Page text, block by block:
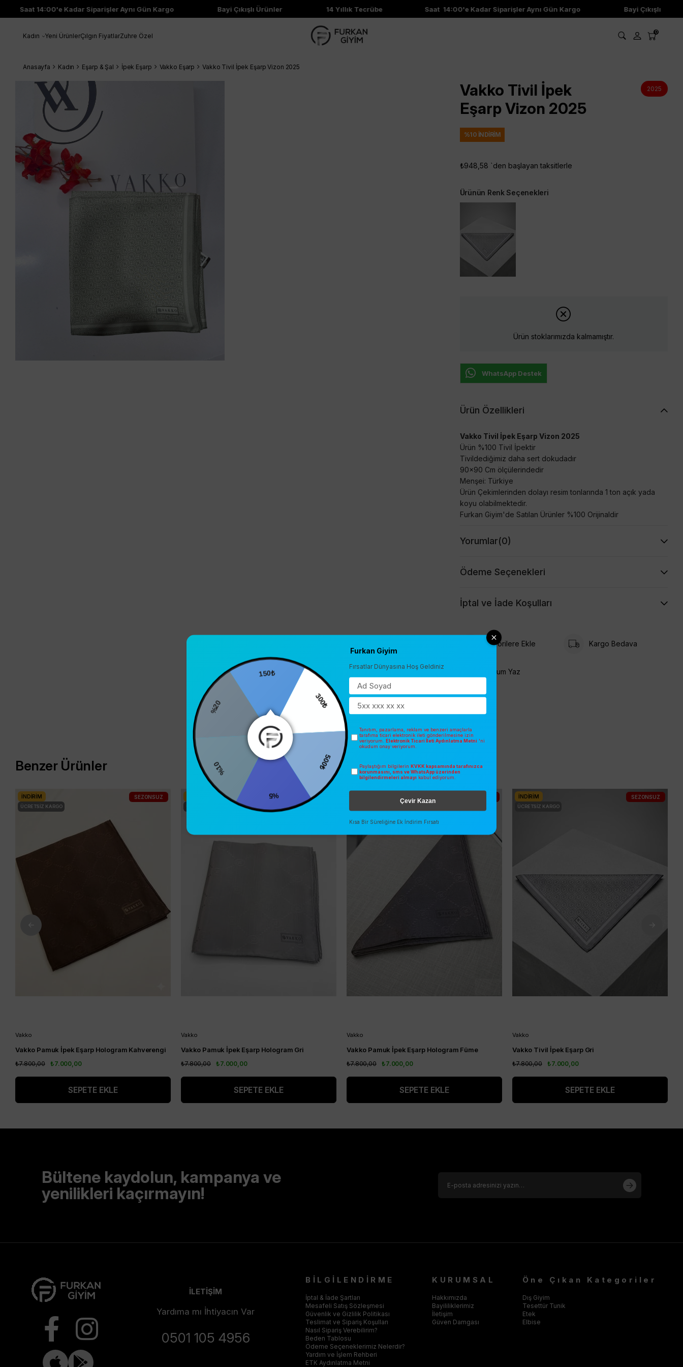
Saat 14:00'e Kadar Siparişler Aynı Gün Kargo Bayi Çıkışlı Ürünler 14 Yıllık Tecrübe Saat 14:00'e Kadar Siparişler Aynı Gün Kargo Bayi Çıkışlı Ürünler
Kadın Yeni ÜrünlerÇılgın FiyatlarZuhre Özel 0
Anasayfa Kadın Eşarp & Şal İpek Eşarp Vakko Eşarp Vakko Tivil İpek Eşarp Vizon 2025
Vakko Tivil İpek
Eşarp Vizon 2025
2025
%10 İNDIRIM
₺948,58 `den başlayan taksitlerle
Ürünün Renk Seçenekleri
Ürün stoklarımızda kalmamıştır.
WhatsApp Destek
Ürün Özellikleri
Vakko Tivil İpek Eşarp Vizon 2025
Ürün %100 Tivil İpektir
Tivildediğimiz daha sert dokudadır
90x90 Cm ölçülerindedir
Menşei: Türkiye
Ürün Çekimlerinden dolayı resim tonlarında 1 ton açık yada
koyu olabilmektedir.
Furkan Giyim'de Satılan Ürünler %100 Orijinaldir
Yorumlar(0)
Ödeme Seçenekleri
İptal ve İade Koşulları
Favorilere Ekle Kargo Bedava
Yorum Yaz
Benzer Ürünler
Vakko
Vakko Pamuk İpek Eşarp Hologram Kahverengi
₺7.000,00
₺7.800,00
SEPETE EKLE
İNDIRIM
ÜCRETSIZ KARGO
SEZONSUZ
Vakko
Vakko Pamuk İpek Eşarp Hologram Gri
₺7.000,00
₺7.800,00
SEPETE EKLE
SEZONSUZ
Vakko
Vakko Pamuk İpek Eşarp Hologram Füme
₺7.000,00
₺7.800,00
SEPETE EKLE
Vakko
Vakko Tivil İpek Eşarp Gri
₺7.000,00
₺7.800,00
SEPETE EKLE
İNDIRIM
ÜCRETSIZ KARGO
SEZONSUZ
Bültene kaydolun, kampanya ve
yenilikleri kaçırmayın!
İLETİŞİM
Yardıma mı İhtiyacın Var
0501 105 4956
BİLGİLENDİRME
İptal & İade Şartları
Mesafeli Satış Sözleşmesi
Güvenlik ve Gizlilik Politikası
Teslimat ve Sipariş Koşulları
Nasıl Sipariş Verebilirim?
Beden Tablosu
Ödeme Seçeneklerimiz Nelerdir?
Yardım ve İşlem Rehberi
ETK Aydınlatma Metni
KURUMSAL
Hakkımızda
Bayililiklerimiz
İletişim
Güven Damgası
Öne Çıkan Kategoriler
Dış Giyim
Tesettür Tunik
Etek
Elbise
150₺
300₺
500₺
%5
%10
%20
Furkan Giyim
Fırsatlar Dünyasına Hoş Geldiniz
Tanıtım, pazarlama, reklam ve benzeri amaçlarla
tarafıma ticari elektronik ileti gönderilmesine izin
veriyorum. Elektronik Ticari İleti Aydınlatma Metni 'ni
okudum onay veriyorum.
Paylaştığım bilgilerin KVKK kapsamında tarafınızca
korunmasını, sms ve WhatsApp üzerinden
bilgilendirmeleri almayı kabul ediyorum.
Çevir Kazan
Kısa Bir Süreliğine Ek İndirim Fırsatı